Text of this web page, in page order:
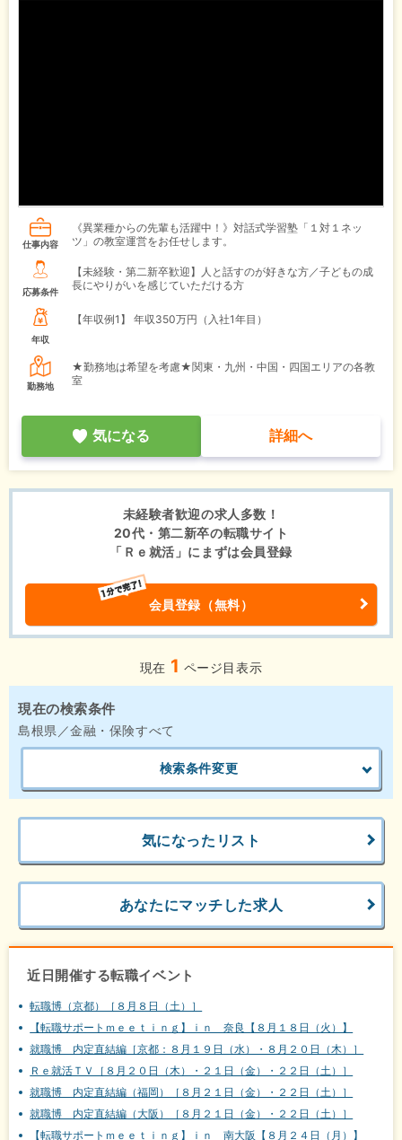
仕事内容
《異業種からの先輩も活躍中！》対話式学習塾「１対１ネッ
ツ」の教室運営をお任せします。
応募条件
【未経験・第二新卒歓迎】人と話すのが好きな方／子どもの成
長にやりがいを感じていただける方
年収
【年収例1】 年収350万円（入社1年目）
勤務地
★勤務地は希望を考慮★関東・九州・中国・四国エリアの各教
室
気になる 詳細へ
未経験者歓迎の求人多数！
20代・第二新卒の転職サイト
「Ｒｅ就活」にまずは会員登録
会員登録（無料）
現在 1 ページ目表示
現在の検索条件
島根県／金融・保険すべて
検索条件変更
気になったリスト
あなたにマッチした求人
近日開催する転職イベント
転職博（京都）［８月８日（土）］
【転職サポートｍｅｅｔｉｎｇ】ｉｎ 奈良【８月１８日（火）】
就職博 内定直結編［京都：８月１９日（水）・８月２０日（木）］
Ｒｅ就活ＴＶ［８月２０日（木）・２１日（金）・２２日（土）］
就職博 内定直結編（福岡）［８月２１日（金）・２２日（土）］
就職博 内定直結編（大阪）［８月２１日（金）・２２日（土）］
【転職サポートｍｅｅｔｉｎｇ】ｉｎ 南大阪【８月２４日（月）】